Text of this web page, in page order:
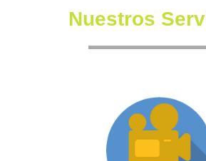
Nuestros
Producción XR
Somos una productora